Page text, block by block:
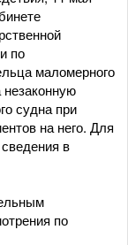
по
маломерного
незаконную
судна при
на него. Для
в
по